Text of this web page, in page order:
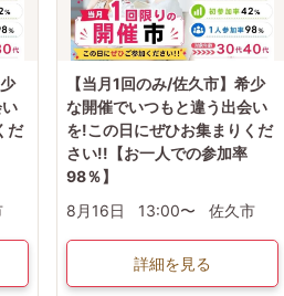
だ
【当月1回のみ/佐久市】希少
な開催でいつもと違う出会い
を!この日にぜひお集まりくだ
さい!!【お一人での参加率
98％】
8月16日
13:00〜 佐久市
詳細を見る